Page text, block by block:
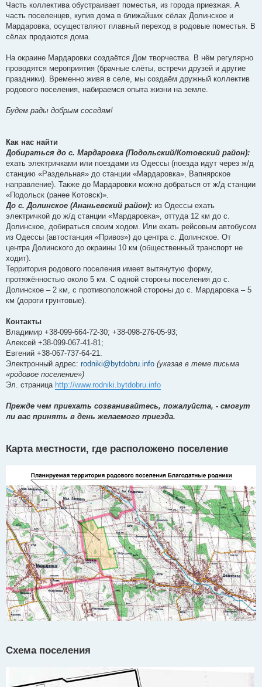
Часть коллектива обустраивает поместья, из города приезжая. А
часть поселенцев, купив дома в ближайших сёлах Долинское и
Мардаровка, осуществляют плавный переход в родовые поместья. В
сёлах продаются дома.
На окраине Мардаровки создаётся Дом творчества. В нём регулярно
проводятся мероприятия (брачные слёты, встречи друзей и другие
праздники). Временно живя в селе, мы создаём дружный коллектив
родового поселения, набираемся опыта жизни на земле.
Будем рады добрым соседям!
Как нас найти
Добираться до с. Мардаровка (Подольский/Котовский район):
ехать электричками или поездами из Одессы (поезда идут через ж/д
станцию «Раздельная» до станции «Мардаровка», Вапнярское
направление). Также до Мардаровки можно добраться от ж/д станции
«Подольск (ранее Котовск)».
До с. Долинское (Ананьевский район): из Одессы ехать
электричкой до ж/д станции «Мардаровка», оттуда 12 км до с.
Долинское, добираться своим ходом. Или ехать рейсовым автобусом
из Одессы (автостанция «Привоз») до центра с. Долинское. От
центра Долинского до окраины 10 км (общественный транспорт не
ходит).
Территория родового поселения имеет вытянутую форму,
протяжённостью около 5 км. С одной стороны поселения до с.
Долинское – 2 км, с противоположной стороны до с. Мардаровка – 5
км (дороги грунтовые).
Контакты
Владимир +38-099-664-72-30; +38-098-276-05-93;
Алексей +38-099-067-41-81;
Евгений +38-067-737-64-21.
Электронный адрес: rodniki@bytdobru.info (указав в теме письма
«родовое поселение»)
Эл. страница http://www.rodniki.bytdobru.info
Прежде чем приехать созванивайтесь, пожалуйста, - смогут
ли вас принять в день желаемого приезда.
Карта местности, где расположено поселение
Схема поселения